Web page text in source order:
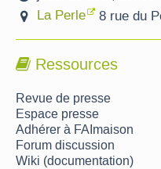
La Perle 8 rue du
Ressources
Revue de presse
Espace presse
Adhérer à FAImaison
Forum discussion
Wiki (documentation)